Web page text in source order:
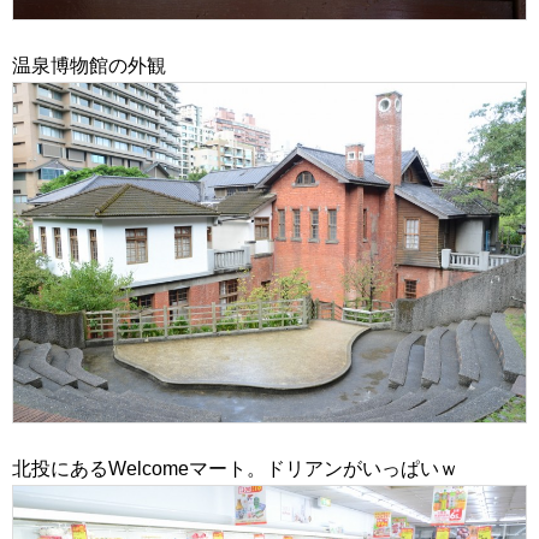
温泉博物館の外観
北投にあるWelcomeマート。ドリアンがいっぱいｗ